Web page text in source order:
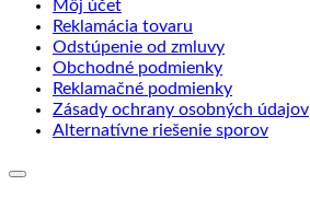
Môj účet
Reklamácia tovaru
Odstúpenie od zmluvy
Obchodné podmienky
Reklamačné podmienky
Zásady ochrany osobných údajov
Alternatívne riešenie sporov